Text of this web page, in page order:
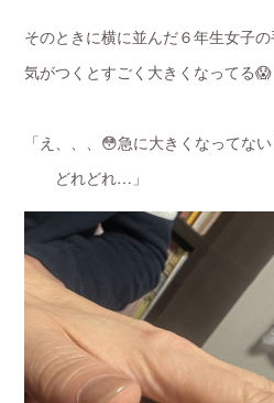
そのときに横に並んだ６年生女子の
気がつくとすごく大きくなってる😱
「え、、、😳急に大きくなってない
どれどれ…」